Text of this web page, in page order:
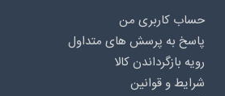
حساب کاربری من
پاسخ به پرسش های متداول
رویه بازگرداندن کالا
شرایط و قوانین